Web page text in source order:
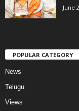
June
POPULAR CATEGORY
News
Telugu
Views